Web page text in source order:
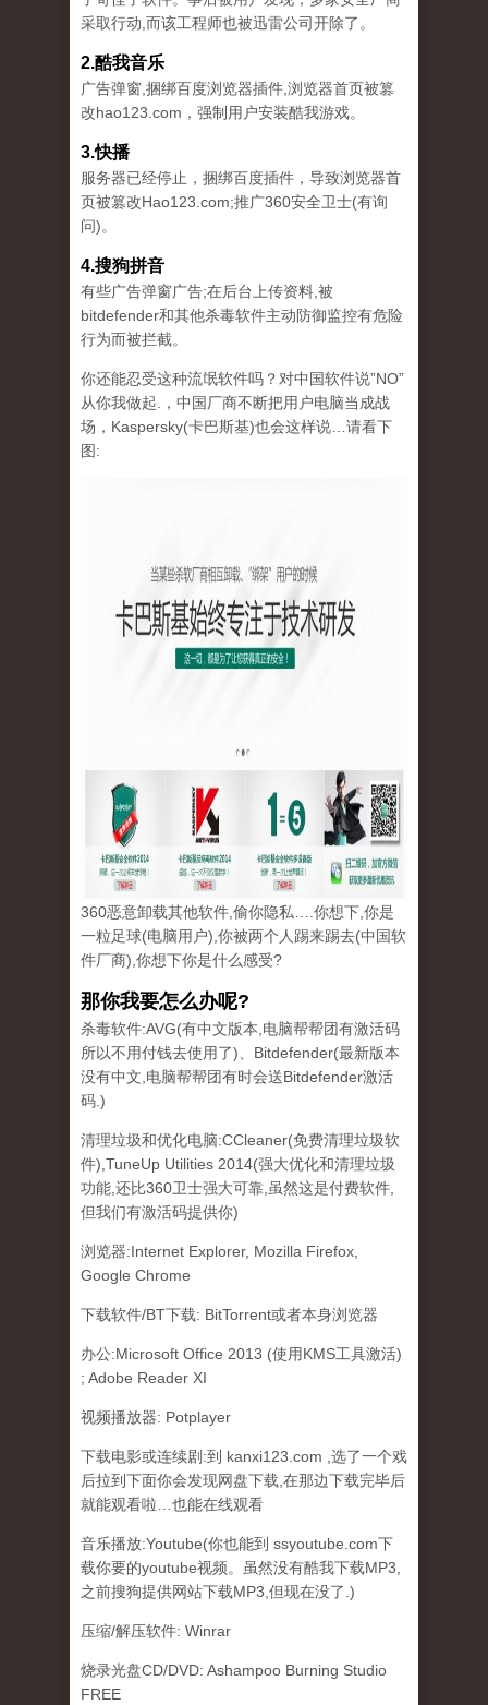
采取行动,而该工程师也被迅雷公司开除了。
2.酷我音乐
广告弹窗,捆绑百度浏览器插件,浏览器首页被篡
改hao123.com，强制用户安装酷我游戏。
3.快播
服务器已经停止，捆绑百度插件，导致浏览器首
页被篡改Hao123.com;推广360安全卫士(有询
问)。
4.搜狗拼音
有些广告弹窗广告;在后台上传资料,被
bitdefender和其他杀毒软件主动防御监控有危险
行为而被拦截。
你还能忍受这种流氓软件吗？对中国软件说”NO”
从你我做起.，中国厂商不断把用户电脑当成战
场，Kaspersky(卡巴斯基)也会这样说…请看下
图:
360恶意卸载其他软件,偷你隐私….你想下,你是
一粒足球(电脑用户),你被两个人踢来踢去(中国软
件厂商),你想下你是什么感受?
那你我要怎么办呢?
杀毒软件:AVG(有中文版本,电脑帮帮团有激活码
所以不用付钱去使用了)、Bitdefender(最新版本
没有中文,电脑帮帮团有时会送Bitdefender激活
码.)
清理垃圾和优化电脑:CCleaner(免费清理垃圾软
件),TuneUp Utilities 2014(强大优化和清理垃圾
功能,还比360卫士强大可靠,虽然这是付费软件,
但我们有激活码提供你)
浏览器:Internet Explorer, Mozilla Firefox,
Google Chrome
下载软件/BT下载: BitTorrent或者本身浏览器
办公:Microsoft Office 2013 (使用KMS工具激活)
; Adobe Reader XI
视频播放器: Potplayer
下载电影或连续剧:到 kanxi123.com ,选了一个戏
后拉到下面你会发现网盘下载,在那边下载完毕后
就能观看啦…也能在线观看
音乐播放:Youtube(你也能到 ssyoutube.com下
载你要的youtube视频。虽然没有酷我下载MP3,
之前搜狗提供网站下载MP3,但现在没了.)
压缩/解压软件: Winrar
烧录光盘CD/DVD: Ashampoo Burning Studio
FREE